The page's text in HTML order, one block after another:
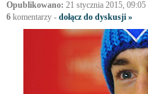
Opublikowano: 21 stycznia 2015, 09:05
6komentarzy- dołącz do dyskusji »